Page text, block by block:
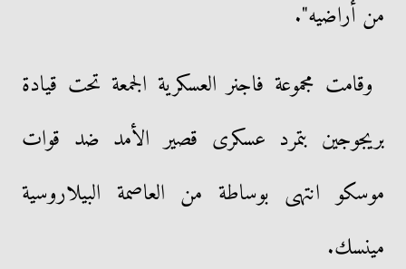
من أراضيه".
وقامت مجموعة فاجنر العسكرية الجمعة تحت قيادة
بريجوجين بتمرد عسكرى قصير الأمد ضد قوات
موسكو انتهى بوساطة من العاصمة البيلاروسية
مينسك.